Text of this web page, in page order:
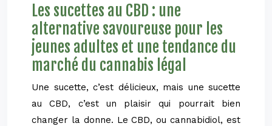
Les sucettes au CBD : une
alternative savoureuse pour les
jeunes adultes et une tendance du
marché du cannabis légal
Une sucette, c’est délicieux, mais une sucette
au CBD, c’est un plaisir qui pourrait bien
changer la donne. Le CBD, ou cannabidiol, est